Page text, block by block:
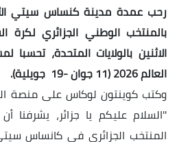
رحب عمدة مدينة كنساس سيتي
بالمنتخب الوطني الجزائري لكرة
الاثنين بالولايات المتحدة،
العالم 2026 (11 جوان -19 جويلية).
وكتب كوينتون لوكاس على منصة
''السلام عليكم يا جزائر، يشرفنا أن
المنتخب الجزائري في كانساس